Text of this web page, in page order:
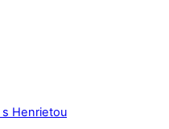
Henrietou